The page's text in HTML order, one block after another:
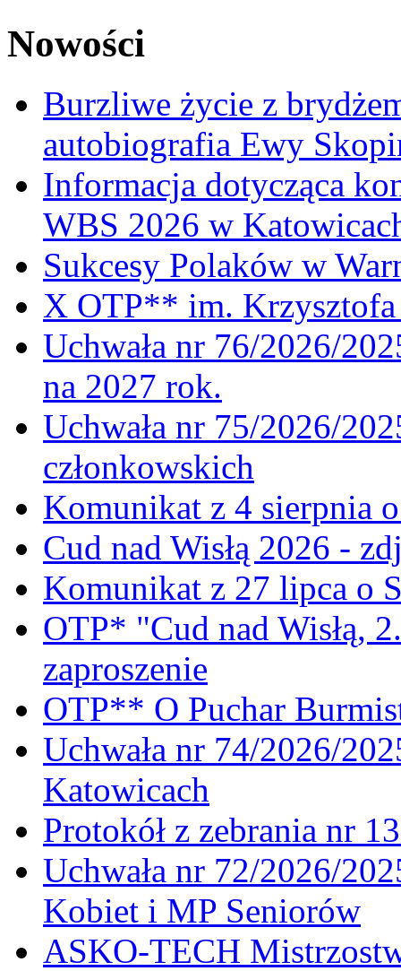
Nowości
Burzliwe życie z
autobiografia Ewy
Informacja dotycząca
WBS 2026 w
Sukcesy Polaków w
X OTP** im. Krzysztofa
Uchwała nr 76/2026/
na 2027 rok.
Uchwała nr 75/2026/
członkowskich
Komunikat z 4 sierpnia
Cud nad Wisłą 2026 -
Komunikat z 27 lipca o
OTP* "Cud nad Wisłą,
zaproszenie
OTP** O Puchar
Uchwała nr 74/2026/
Katowicach
Protokół z zebrania nr
Uchwała nr 72/2026/
Kobiet i MP Seniorów
ASKO-TECH